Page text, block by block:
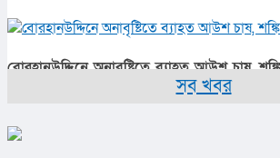
বোরহানউদ্দিনে অনাবৃষ্টিতে ব্যাহত আউশ চাষ,
সব খবর